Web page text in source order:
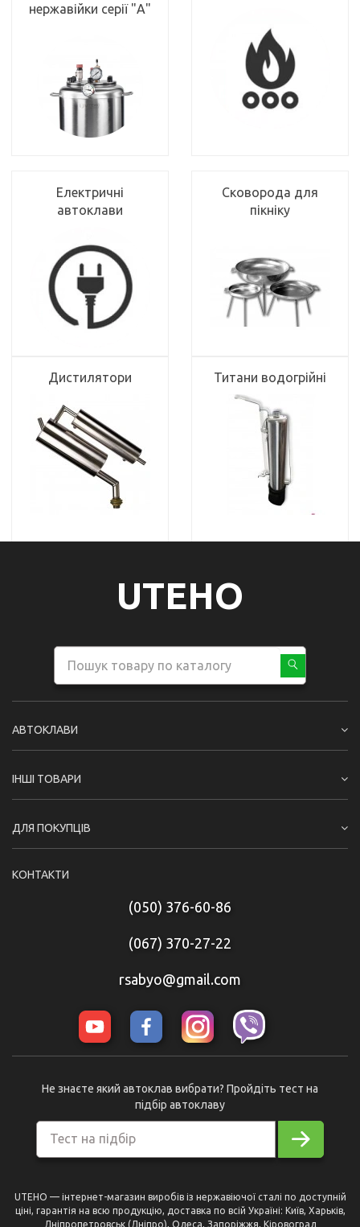
нержавійки серії "А"
Електричні
автоклави
Сковорода для
пікніку
Дистилятори Титани водогрійні
UTEHO
АВТОКЛАВИ
ІНШІ ТОВАРИ
ДЛЯ ПОКУПЦІВ
КОНТАКТИ
(050) 376-60-86
(067) 370-27-22
rsabyo@gmail.com
Тест на підбір
Не знаєте який автоклав вибрати? Пройдіть тест на
підбір автоклаву
UTEHO — інтернет-магазин виробів із нержавіючої сталі по доступній
ціні, гарантія на всю продукцію, доставка по всій Україні: Київ, Харьків,
Дніпропетровськ (Дніпро), Одеса, Запоріжжя, Кіровоград